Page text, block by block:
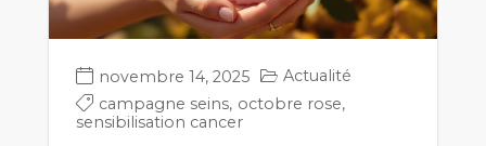
novembre 14, 2025
Actualité
campagne seins, octobre rose,
sensibilisation cancer